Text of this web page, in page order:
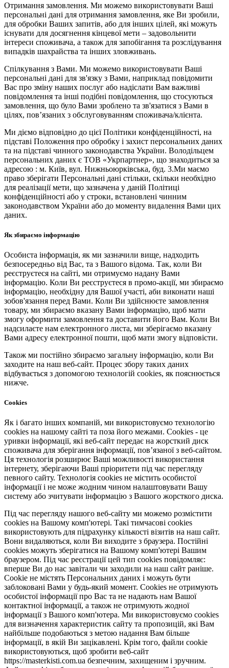
Отримання замовлення. Ми можемо використовувати Ваші
персональні дані для отримання замовлення, яке Ви зробили,
для обробки Ваших запитів, або для інших цілей, які можуть
існувати для досягнення кінцевої мети – задовольнити
інтереси споживача, а також для запобігання та розслідування
випадків шахрайства та інших зловживань.
Спілкування з Вами. Ми можемо використовувати Ваші
персональні дані для зв'язку з Вами, наприклад повідомити
Вас про зміну наших послуг або надіслати Вам важливі
повідомлення та інші подібні повідомлення, що стосуються
замовлення, що було Вами зроблено та зв'язатися з Вами в
цілях, пов’язаних з обслуговуванням споживача/клієнта.
Ми діємо відповідно до цієї Політики конфіденційності, на
підставі Положення про обробку і захист персональних даних
та на підставі чинного законодавства України. Володільцем
персональних даних є ТОВ «Укрпартнер», що знаходиться за
адресою : м. Київ, вул. Нижньоюркiвська, буд. 3.Ми маємо
право зберігати Персональні дані стільки, скільки необхідно
для реалізації мети, що зазначена у даній Політиці
конфіденційності або у строки, встановлені чинним
законодавством України або до моменту видалення Вами цих
даних.
Як збираємо інформацію
Особиста інформація, як ми зазначили вище, надходить
безпосередньо від Вас, та з Вашого відома. Так, коли Ви
реєструєтеся на сайті, ми отримуємо надану Вами
інформацію. Коли Ви реєструєтеся в промо-акції, ми збираємо
інформацію, необхідну для Вашої участі, аби виконати наші
зобов'язання перед Вами. Коли Ви здійснюєте замовлення
товару, ми збираємо вказану Вами інформацію, щоб мати
змогу оформити замовлення та доставити його Вам. Коли Ви
надсилаєте нам електронного листа, ми зберігаємо вказану
Вами адресу електронної пошти, щоб мати змогу відповісти.
Також ми постійно збираємо загальну інформацію, коли Ви
заходите на наш веб-сайт. Процес збору таких даних
відбувається з допомогою технологій cookies, як пояснюється
нижче.
Cookies
Як і багато інших компаній, ми використовуємо технологію
cookies на нашому сайті та поза його межами. Cookies - це
уривки інформації, які веб-сайт передає на жорсткий диск
споживача для зберігання інформації, пов’язаної з веб-сайтом.
Ця технологія розширює Ваші можливості використання
інтернету, зберігаючи Ваші пріоритети під час перегляду
певного сайту. Технологія cookies не містить особистої
інформації і не може жодним чином налаштовувати Вашу
систему або зчитувати інформацію з Вашого жорсткого диска.
Під час перегляду нашого веб-сайту ми можемо розмістити
cookies на Вашому комп'ютері. Такі тимчасові cookies
використовують для підрахунку кількості візитів на наш сайт.
Вони видаляються, коли Ви виходите з браузера. Постійні
cookies можуть зберігатися на Вашому комп'ютері Вашим
браузером. Під час реєстрації цей тип cookies повідомляє:
вперше Ви до нас завітали чи заходили на наш сайт раніше.
Cookie не містять Персональних даних і можуть бути
заблоковані Вами у будь-який момент. Сookies не отримують
особистої інформації про Вас та не надають нам Вашої
контактної інформації, а також не отримують жодної
інформації з Вашого комп'ютера. Ми використовуємо cookies
для визначення характеристик сайту та пропозицій, які Вам
найбільше подобаються з метою надання Вам більше
інформації, в якій Ви зацікавлені. Крім того, файли cookie
використовуються, щоб зробити веб-сайт
https://masterkisti.com.ua безпечним, захищеним і зручним.